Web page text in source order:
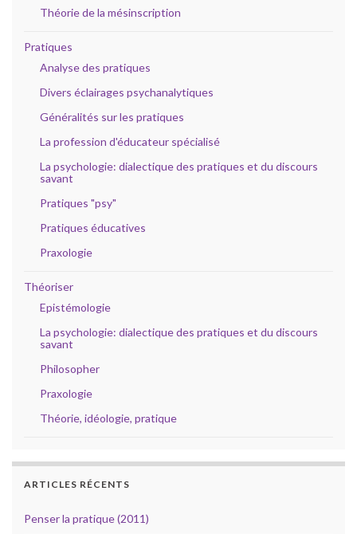
Théorie de la mésinscription
Pratiques
Analyse des pratiques
Divers éclairages psychanalytiques
Généralités sur les pratiques
La profession d'éducateur spécialisé
La psychologie: dialectique des pratiques et du discours
savant
Pratiques "psy"
Pratiques éducatives
Praxologie
Théoriser
Epistémologie
La psychologie: dialectique des pratiques et du discours
savant
Philosopher
Praxologie
Théorie, idéologie, pratique
ARTICLES RÉCENTS
Penser la pratique (2011)